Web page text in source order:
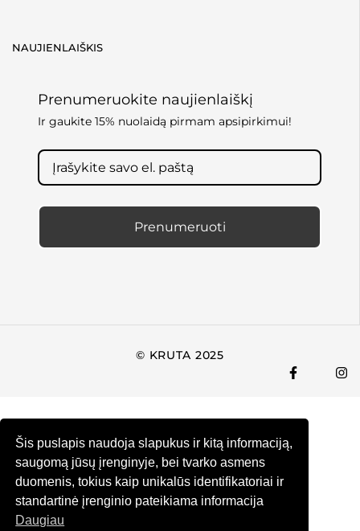
Šis puslapis naudoja slapukus ir kitą informaciją,
saugomą jūsų įrenginyje, bei tvarko asmens
duomenis, tokius kaip unikalūs identifikatoriai ir
standartinė įrenginio pateikiama informacija
Daugiau
NAUJIENLAIŠKIS
Prenumeruokite naujienlaiškį
Ir gaukite 15% nuolaidą pirmam apsipirkimui!
Prenumeruoti
© KRUTA 2025